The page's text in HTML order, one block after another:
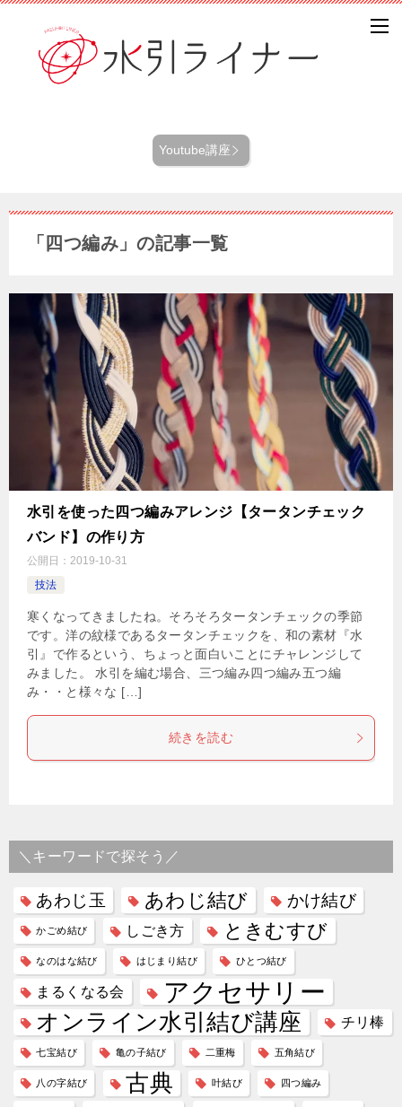
Youtube講座
「四つ編み」の記事一覧
水引を使った四つ編みアレンジ【タータンチェック
バンド】の作り方
公開日： 2019-10-31
技法
寒くなってきましたね。そろそろタータンチェックの季節
です。洋の紋様であるタータンチェックを、和の素材『水
引』で作るという、ちょっと面白いことにチャレンジして
みました。 水引を編む場合、三つ編み四つ編み五つ編
み・・と様々な […]
続きを読む
＼キーワードで探そう／
あわじ玉 あわじ結び かけ結び
かごめ結び しごき方 ときむすび
なのはな結び はじまり結び ひとつ結び
まるくなる会 アクセサリー
オンライン水引結び講座 チリ棒
七宝結び 亀の子結び 二重梅 五角結び
八の字結び 古典 叶結び 四つ編み